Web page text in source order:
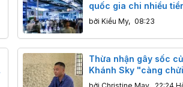
quốc gia chi nhiều
cho R&D
bởi Kiều My, 08:23
Thừa nhận gây sốc
Khánh Sky "càng
nhiều view" và sự thật